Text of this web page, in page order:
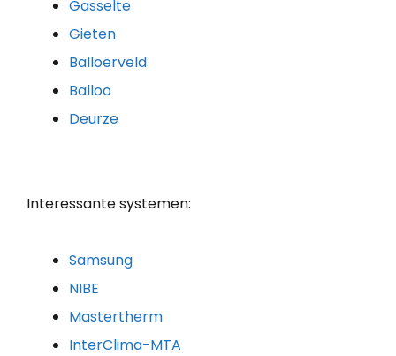
Gasselte
Gieten
Balloërveld
Balloo
Deurze
Interessante systemen:
Samsung
NIBE
Mastertherm
InterClima-MTA